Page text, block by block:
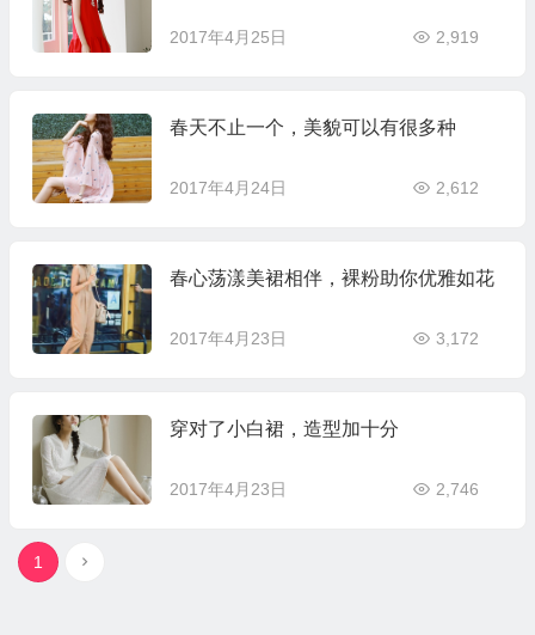
2017年4月25日 2,919
春天不止一个，美貌可以有很多种
2017年4月24日 2,612
春心荡漾美裙相伴，裸粉助你优雅如花
2017年4月23日 3,172
穿对了小白裙，造型加十分
2017年4月23日 2,746
1